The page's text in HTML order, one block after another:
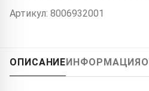
Артикул: 8006932001
ОПИСАНИЕИНФОРМАЦИЯ